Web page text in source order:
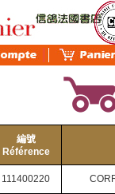
編號
Référence
111400220